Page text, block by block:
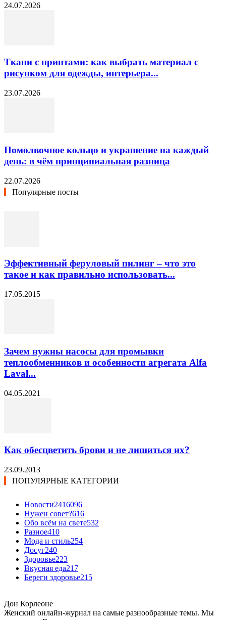
24.07.2026
Ткани с принтами: как выбрать материал с
рисунком для одежды, интерьера...
23.07.2026
Помолвочное кольцо и украшение на каждый
день: в чём принципиальная разница
22.07.2026
Популярные посты
Эффективный феруловый пилинг – что это
такое и как правильно использовать...
17.05.2015
Зачем нужны насосы для промывки
теплообменников и особенности агрегата Alfa
Laval...
04.05.2021
Как обесцветить брови и не лишиться их?
23.09.2013
ПОПУЛЯРНЫЕ КАТЕГОРИИ
Новости2416096
Нужен совет?616
Обо всём на свете532
Разное410
Мода и стиль254
Досуг240
Здоровье223
Вкусная еда217
Береги здоровье215
Дон Корлеоне
Женский онлайн-журнал на самые разнообразные темы. Мы